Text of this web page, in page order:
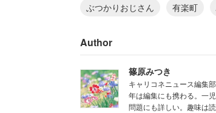
に写真撮れば良かった。拡
も」と当時の心境を振り返
は難しいところだ。
ぶつかりおじさん 有楽町
Author
篠原みつき
キャリコネニュース編集
年は編集にも携わる。一
問題にも詳しい。趣味は